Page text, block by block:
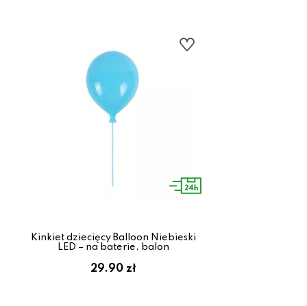
Kinkiet dziecięcy Balloon Niebieski
LED – na baterie, balon
29.90 zł